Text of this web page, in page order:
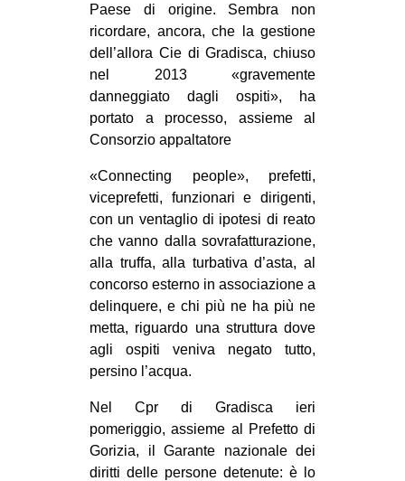
Paese di origine. Sembra non
ricordare, ancora, che la gestione
dell’allora Cie di Gradisca, chiuso
nel 2013 «gravemente
danneggiato dagli ospiti», ha
portato a processo, assieme al
Consorzio appaltatore
«Connecting people», prefetti,
viceprefetti, funzionari e dirigenti,
con un ventaglio di ipotesi di reato
che vanno dalla sovrafatturazione,
alla truffa, alla turbativa d’asta, al
concorso esterno in associazione a
delinquere, e chi più ne ha più ne
metta, riguardo una struttura dove
agli ospiti veniva negato tutto,
persino l’acqua.
Nel Cpr di Gradisca ieri
pomeriggio, assieme al Prefetto di
Gorizia, il Garante nazionale dei
diritti delle persone detenute: è lo